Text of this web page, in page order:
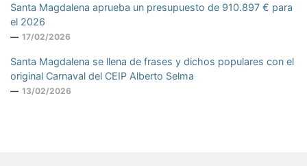
Santa Magdalena aprueba un presupuesto de 910.897 € para
el 2026
17/02/2026
Santa Magdalena se llena de frases y dichos populares con el
original Carnaval del CEIP Alberto Selma
13/02/2026